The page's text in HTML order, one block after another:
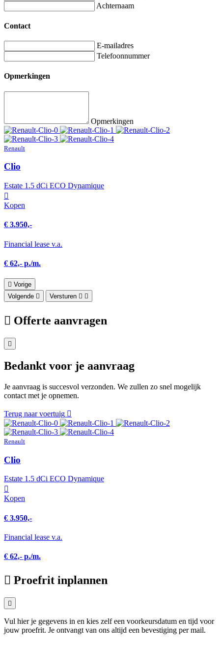
Achternaam
Contact
E-mailadres
Telefoonnummer
Opmerkingen
Opmerkingen
Renault
Clio
Estate 1.5 dCi ECO Dynamique
Kopen
€ 3.950,-
Financial lease v.a.
€ 62,- p./m.
Vorige
Volgende
Versturen
Offerte aanvragen
Bedankt voor je aanvraag
Je aanvraag is succesvol verzonden. We zullen zo snel mogelijk
contact met je opnemen.
Terug naar voertuig
Renault
Clio
Estate 1.5 dCi ECO Dynamique
Kopen
€ 3.950,-
Financial lease v.a.
€ 62,- p./m.
Proefrit inplannen
Vul hier je gegevens in en kies zelf een voorkeursdatum en tijd voor
jouw proefrit. Je ontvangt van ons altijd een bevestiging per mail.